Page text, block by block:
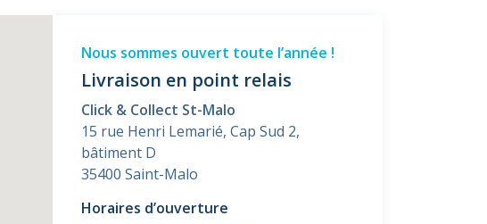
Nous sommes ouvert toute l’année !
Livraison en point relais
Click & Collect St-Malo
15 rue Henri Lemarié, Cap Sud 2,
bâtiment D
35400 Saint-Malo
Horaires d’ouverture